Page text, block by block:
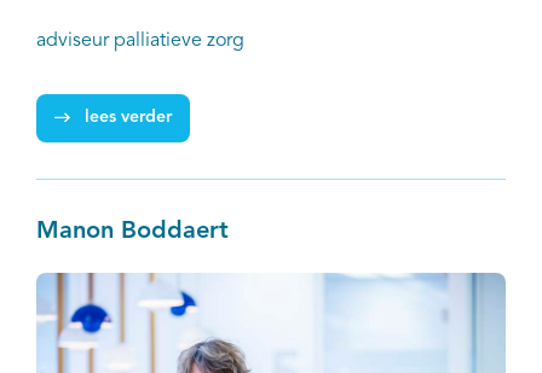
adviseur palliatieve zorg
lees verder
Manon Boddaert